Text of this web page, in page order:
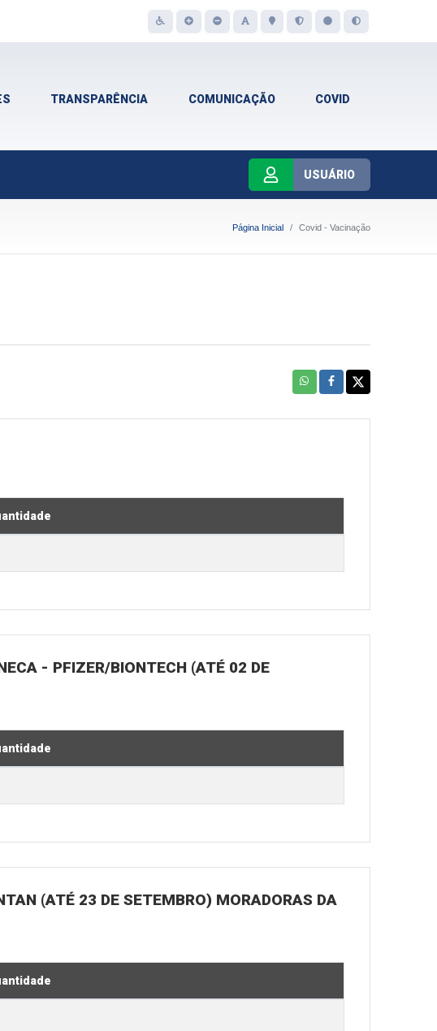
TRANSPARÊNCIA COMUNICAÇÃO COVID
USUÁRIO
Página Inicial Covid - Vacinação
- PFIZER/BIONTECH (ATÉ 02 DE
(ATÉ 23 DE SETEMBRO) MORADORAS DA